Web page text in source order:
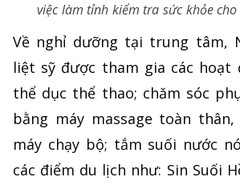
việc làm tỉnh kiểm tra sức khỏe
Về nghỉ dưỡng tại trung tâm,
liệt sỹ được tham gia các hoạt
thể dục thể thao; chăm sóc
bằng máy massage toàn thân,
máy chạy bộ; tắm suối nước
các điểm du lịch như: Sin Suối